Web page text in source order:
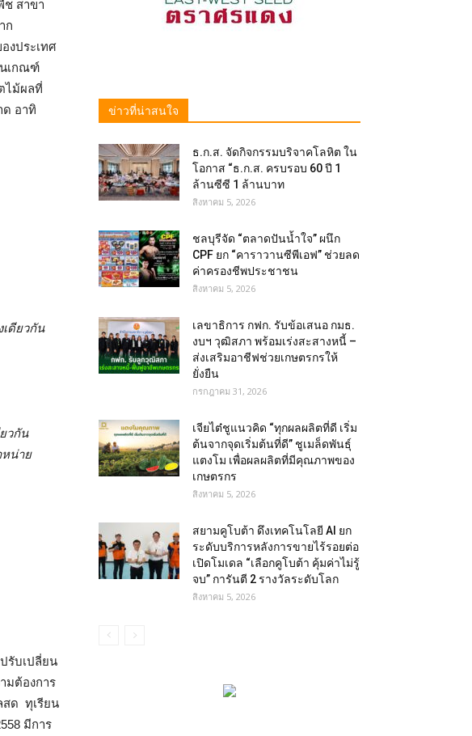
ช สาขา
ก
งประเทศ
นเกณฑ์
ไม้ผลที่
อาทิ
ดียวกัน
วกัน
น่าย
รับเปลี่ยน
มต้องการ
สด ทุเรียน
มีการ
ข่าวที่น่าสนใจ
ธ.ก.ส. จัดกิจกรรมบริจาคโลหิต ใน
โอกาส “ธ.ก.ส. ครบรอบ 60 ปี 1
ล้านซีซี 1 ล้านบาท
สิงหาคม 5, 2026
ชลบุรีจัด “ตลาดปันน้ำใจ” ผนึก
CPF ยก “คาราวานซีพีเอฟ” ช่วยลด
ค่าครองชีพประชาชน
สิงหาคม 5, 2026
เลขาธิการ กฟก. รับข้อเสนอ กมธ.
งบฯ วุฒิสภา พร้อมเร่งสะสางหนี้ –
ส่งเสริมอาชีฟช่วยเกษตรกรให้
ยั่งยืน
กรกฎาคม 31, 2026
เจียไต๋ชูแนวคิด “ทุกผลผลิตที่ดี เริ่ม
ต้นจากจุดเริ่มต้นที่ดี” ชูเมล็ดพันธุ์
แตงโม เพื่อผลผลิตที่มีคุณภาพของ
เกษตรกร
สิงหาคม 5, 2026
สยามคูโบต้า ดึงเทคโนโลยี AI ยก
ระดับบริการหลังการขายไร้รอยต่อ
เปิดโมเดล “เลือกคูโบต้า คุ้มค่าไม่รู้
จบ” การันตี 2 รางวัลระดับโลก
สิงหาคม 5, 2026